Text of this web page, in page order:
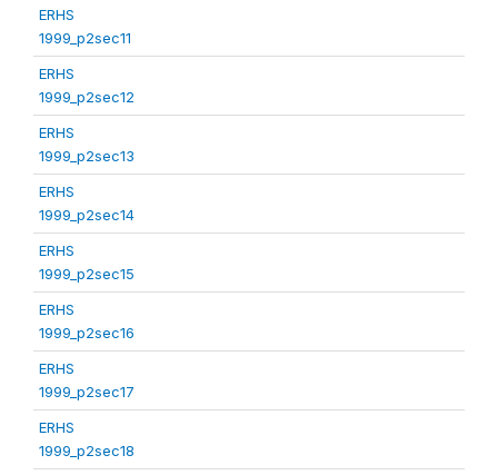
ERHS
1999_p2sec11
ERHS
1999_p2sec12
ERHS
1999_p2sec13
ERHS
1999_p2sec14
ERHS
1999_p2sec15
ERHS
1999_p2sec16
ERHS
1999_p2sec17
ERHS
1999_p2sec18